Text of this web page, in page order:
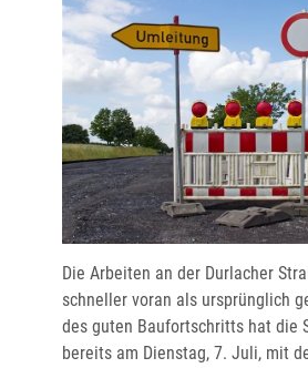
Die Arbeiten an der Durlacher
schneller voran als ursprünglich
des guten Baufortschritts hat die
bereits am Dienstag, 7. Juli, mit